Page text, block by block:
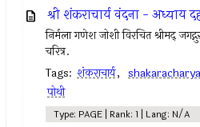
श्री शंकराचार्य वंदना - अध्याय
निर्मला गणेश जोशी विरचित श्रीमद्
चरित्र.
Tags: शंकराचार्य, shakaracharya
पोथी
Type: PAGE | Rank: 1 | Lang: N/A